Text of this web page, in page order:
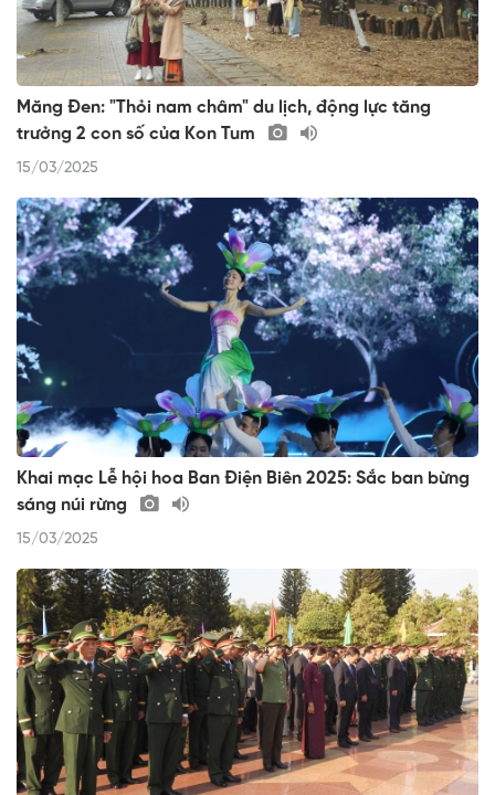
Măng Đen: "Thỏi nam châm" du lịch, động lực tăng
trưởng 2 con số của Kon Tum
15/03/2025
Khai mạc Lễ hội hoa Ban Điện Biên 2025: Sắc ban bừng
sáng núi rừng
15/03/2025